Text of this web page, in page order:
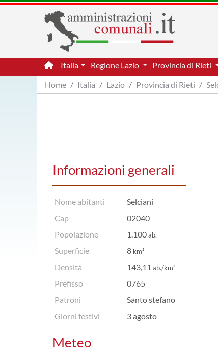
Italia Regione Lazio Provincia di Rieti
Home
Italia Lazio Provincia di Rieti
Informazioni generali
Nome abitanti
Selciani
Cap
02040
Popolazione
1.100ab.
Superficie 8 km²
Densità 143,11 ab./km²
Prefisso
0765
Patroni
Santo stefano
Giorni festivi
3 agosto
Meteo